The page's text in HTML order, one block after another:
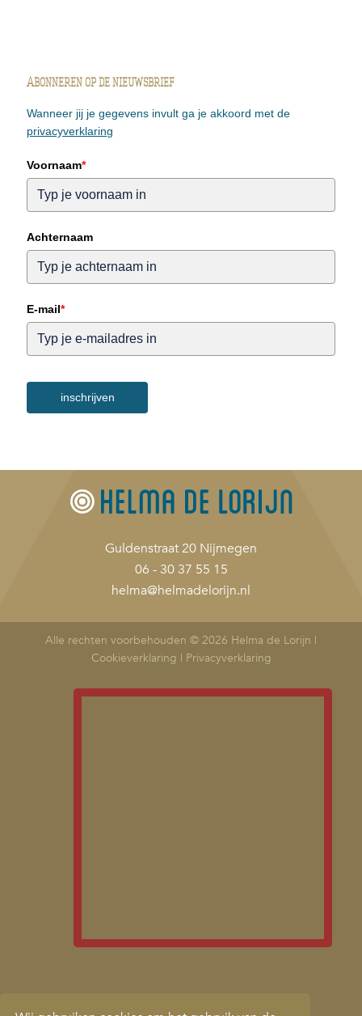
Abonneren op de nieuwsbrief
Wanneer jij je gegevens invult ga je akkoord met de
privacyverklaring
Voornaam*
Achternaam
E-mail*
inschrijven
Guldenstraat 20 Nijmegen
06 - 30 37 55 15
helma@helmadelorijn.nl
Alle rechten voorbehouden © 2026 Helma de Lorijn |
Cookieverklaring | Privacyverklaring